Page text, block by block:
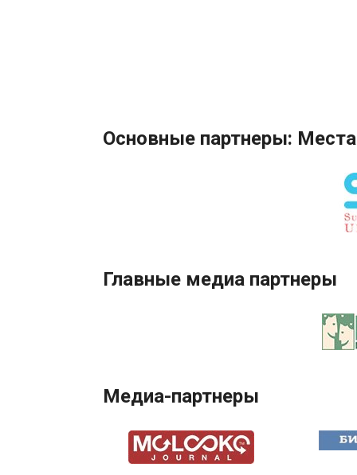
Основные партнеры:
Главные медиа партнеры
Медиа-партнеры